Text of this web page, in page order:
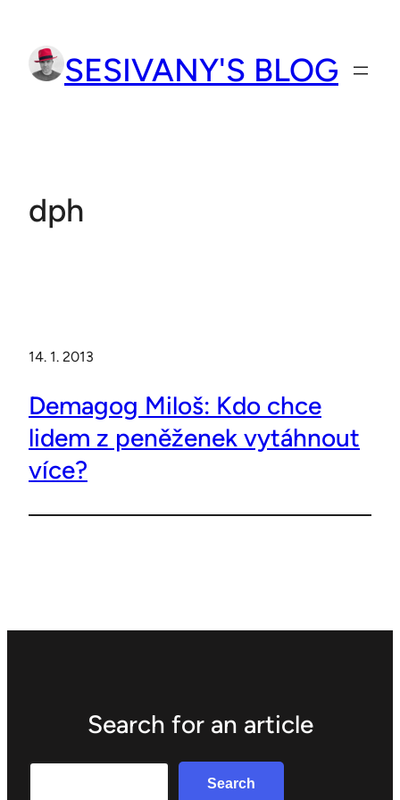
obsah
SESIVANY'S BLOG
dph
14. 1. 2013
Demagog Miloš: Kdo chce
lidem z peněženek vytáhnout
více?
Search for an article
Search